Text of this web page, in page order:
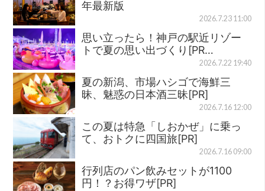
年最新版
2026.7.23 11:00
思い立ったら！神戸の駅近リゾー
トで夏の思い出づくり[PR…
2026.7.22 19:40
夏の新潟、市場ハシゴで海鮮三
昧、魅惑の日本酒三昧[PR]
2026.7.16 12:00
この夏は特急「しおかぜ」に乗っ
て、おトクに四国旅[PR]
2026.7.16 09:00
行列店のパン飲みセットが1100
円！？お得ワザ[PR]